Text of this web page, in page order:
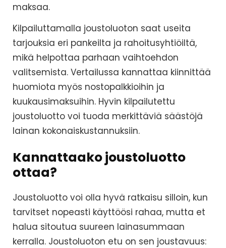
maksaa.
Kilpailuttamalla joustoluoton saat useita
tarjouksia eri pankeilta ja rahoitusyhtiöiltä,
mikä helpottaa parhaan vaihtoehdon
valitsemista. Vertailussa kannattaa kiinnittää
huomiota myös nostopalkkioihin ja
kuukausimaksuihin. Hyvin kilpailutettu
joustoluotto voi tuoda merkittäviä säästöjä
lainan kokonaiskustannuksiin.
Kannattaako joustoluotto
ottaa?
Joustoluotto voi olla hyvä ratkaisu silloin, kun
tarvitset nopeasti käyttöösi rahaa, mutta et
halua sitoutua suureen lainasummaan
kerralla. Joustoluoton etu on sen joustavuus: